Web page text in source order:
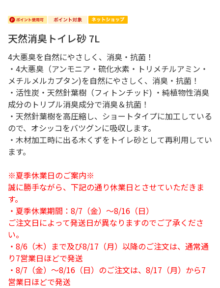
天然消臭トイレ砂 7L
4大悪臭を自然にやさしく、消臭・抗菌！
・4大悪臭（アンモニア・硫化水素・トリメチルアミン・
メチルメルカプタン)を自然にやさしく、消臭・抗菌！
・活性炭・天然針葉樹（フィトンチッド) ・純植物性消臭
成分のトリプル消臭成分で消臭＆抗菌！
・天然針葉樹を高圧縮し、ショートタイプに加工している
ので、オシッコをバツグンに吸収します。
・木材加工時に出る木くずをトイレ砂として再利用してい
ます。
※夏季休業日のご案内※
誠に勝手ながら、下記の通り休業日とさせていただきま
す。
・夏季休業期間：8/7（金）～8/16（日）
ご注文日によって発送日が異なりますのでご了承くださ
い。
・8/6（木）まで及び8/17（月）以降のご注文は、通常通
り7営業日ほどで発送
・8/7（金）～8/16（日）のご注文は、8/17（月）から7
営業日ほどで発送